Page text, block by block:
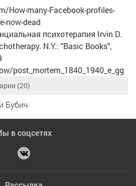
How-many-Facebook-profiles-
now-dead
психотерапия Irvin D.
N.Y.: "Basic Books",
post_mortem_1840_1940_e_gg
(20)
Бубич
в соцсетях